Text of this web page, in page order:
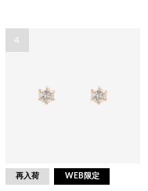
4
再入荷 WEB限定